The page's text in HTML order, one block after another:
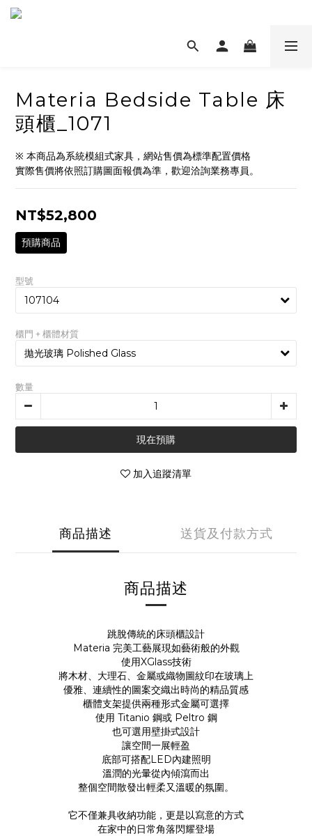
Materia Bedside Table 床
頭櫃_1071
※ 本商品為系統模組式家具，網站售價為標準配置價格
實際售價將依照訂購圖面報價為準，歡迎洽詢業務專員。
NT$52,800
預購商品
型號
櫃門 + 櫃體材質
數量
現在預購
加入追蹤清單
商品描述 送貨及付款方式
商品描述
跳脫傳統的床頭櫃設計
Materia 完美工藝展現如藝術般的外觀
使用XGlass技術
將木材、大理石、金屬或織物圖紋印在玻璃上
優雅、連續性的圖案交織出時尚的精品質感
櫃體支架提供兩種形式金屬可選擇
使用 Titanio 鋼或 Peltro 鋼
也可選用壁掛式設計
讓空間一展輕盈
底部可搭配LED內建照明
溫潤的光暈從內傾瀉而出
整個空間散發出輕柔又溫暖的氛圍。
它不僅兼具收納功能，更是以寫意的方式
在家中的日常角落閃耀登場